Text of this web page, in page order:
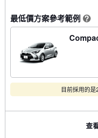
最低價方案參考範例 ?
目前採用的
查